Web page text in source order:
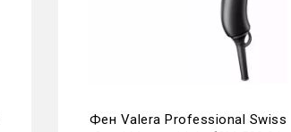
Фен Valera Professional Swiss